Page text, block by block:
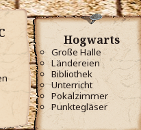
Hogwarts
Große Halle
Ländereien
Bibliothek
Unterricht
Pokalzimmer
Punktegläser